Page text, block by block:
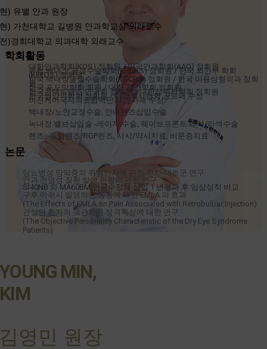
현) 유밸 안과 원장
현) 가천대학교 길병원 안과학교실 외래교수
전)경희대학교 의과대학 외래교수
학회활동
대한안과학회(KOS) 정회원 / 미국안과학회(AAO) 정회원
유럽 백내장 굴절수술학회(ESCRS) 정회원 / 한국 외안부 학회
(KEEDS) 정회원
한국 백내장굴절수술학회(KSCRS) 정회원 / 한국 미용성형외과 정회
원
한국 포도막학회 회원 / 대한 검안학회 정회원
한국콘택트렌즈 연구회 정회원 / 대한정주의학회 정회원
한국영양의학회 정회원 / 대한의사협회 공로패 수상
비전케어국제의료협력단체 감사패 수상
백내장/노안교정수술, 안내렌즈삽입수술
녹내장 밸브삽입술 -레이져 수술, 웨이브프론트 라식/라섹수술
렌즈 : 드림렌즈/RGP렌즈, 사시/약시치료, 비문증치료
논문
당뇨병성 망막증의 위험인자에 관한 환자-대조군 연구
안과 전염성 질환 발생 현황에 관한 연구
SI40NB 와 MA60BM 인공수정체 삽입 1 년경과 후 임상성적 비교
구후 마취시 발생하는 동통에 대한 EMLA 의 효과
(The Effects of EMLA on Pain Associated with Retrobulbar Injection)
건성안 환자의 객관화된 성격특성에 대한 연구
(The Objective Personality Characteristic of the Dry Eye Syndrome
Patients)
YOUNG MIN,
KIM
영민 원장